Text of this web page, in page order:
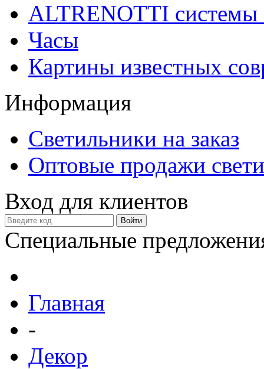
ALTRENOTTI системы
Часы
Картины известных
Информация
Светильники на заказ
Оптовые продажи
Вход для клиентов
Специальные
Главная
-
Декор